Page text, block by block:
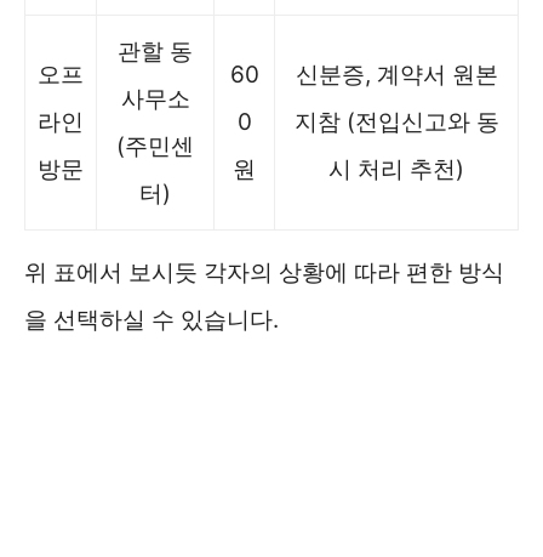
오프
라인
방문
관할 동
사무소
(주민센
터)
60
0
원
신분증, 계약서 원본
지참 (전입신고와 동
시 처리 추천)
위 표에서 보시듯 각자의 상황에 따라 편한 방식
을 선택하실 수 있습니다.